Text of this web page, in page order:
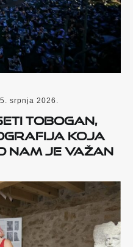
5. srpnja 2026.
Tobogan,
koja
je važan